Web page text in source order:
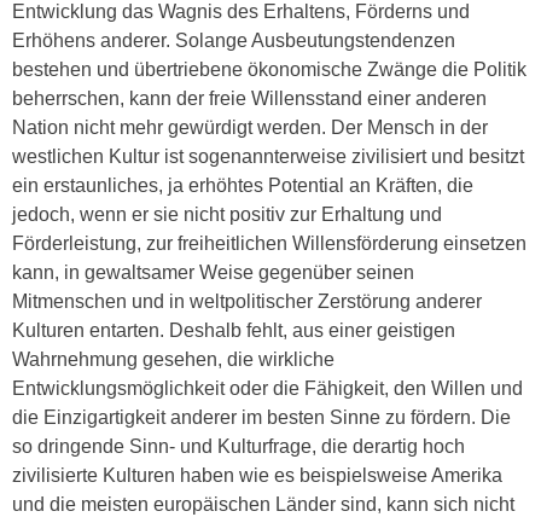
Entwicklung das Wagnis des Erhaltens, Förderns und
Erhöhens anderer. Solange Ausbeutungstendenzen
bestehen und übertriebene ökonomische Zwänge die Politik
beherrschen, kann der freie Willensstand einer anderen
Nation nicht mehr gewürdigt werden. Der Mensch in der
westlichen Kultur ist sogenannterweise zivilisiert und besitzt
ein erstaunliches, ja erhöhtes Potential an Kräften, die
jedoch, wenn er sie nicht positiv zur Erhaltung und
Förderleistung, zur freiheitlichen Willensförderung einsetzen
kann, in gewaltsamer Weise gegenüber seinen
Mitmenschen und in weltpolitischer Zerstörung anderer
Kulturen entarten. Deshalb fehlt, aus einer geistigen
Wahrnehmung gesehen, die wirkliche
Entwicklungsmöglichkeit oder die Fähigkeit, den Willen und
die Einzigartigkeit anderer im besten Sinne zu fördern. Die
so dringende Sinn- und Kulturfrage, die derartig hoch
zivilisierte Kulturen haben wie es beispielsweise Amerika
und die meisten europäischen Länder sind, kann sich nicht